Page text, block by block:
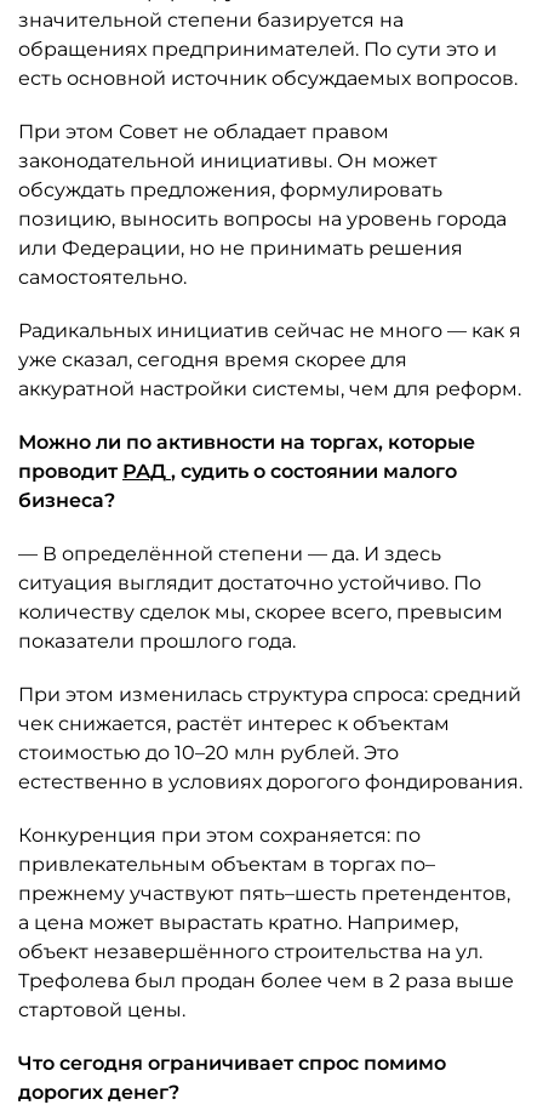
значительной степени базируется на
обращениях предпринимателей. По сути это и
есть основной источник обсуждаемых вопросов.
При этом Совет не обладает правом
законодательной инициативы. Он может
обсуждать предложения, формулировать
позицию, выносить вопросы на уровень города
или Федерации, но не принимать решения
самостоятельно.
Радикальных инициатив сейчас не много — как я
уже сказал, сегодня время скорее для
аккуратной настройки системы, чем для реформ.
Можно ли по активности на торгах, которые
проводит РАД , судить о состоянии малого
бизнеса?
— В определённой степени — да. И здесь
ситуация выглядит достаточно устойчиво. По
количеству сделок мы, скорее всего, превысим
показатели прошлого года.
При этом изменилась структура спроса: средний
чек снижается, растёт интерес к объектам
стоимостью до 10–20 млн рублей. Это
естественно в условиях дорогого фондирования.
Конкуренция при этом сохраняется: по
привлекательным объектам в торгах по–
прежнему участвуют пять–шесть претендентов,
а цена может вырастать кратно. Например,
объект незавершённого строительства на ул.
Трефолева был продан более чем в 2 раза выше
стартовой цены.
Что сегодня ограничивает спрос помимо
дорогих денег?